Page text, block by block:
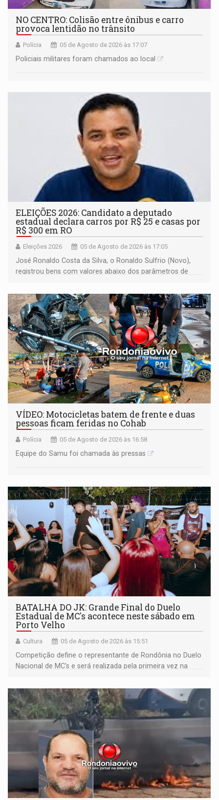
NO CENTRO: Colisão entre ônibus e carro
provoca lentidão no trânsito
Polícia 05 de Agosto de 2026 às 17:07
Policiais militares foram chamados ao local
ELEIÇÕES 2026: Candidato a deputado
estadual declara carros por R$ 25 e casas por
R$ 300 em RO
Eleições 2026 05 de Agosto de 2026 às 17:05
José Ronaldo Costa da Silva, o Ronaldo Sulfrio (Novo),
registrou bens com valores abaixo dos parâmetros de
milhões
VÍDEO: Motocicletas batem de frente e duas
pessoas ficam feridas no Cohab
Polícia 05 de Agosto de 2026 às 16:58
Equipe do Samu foi chamada às pressas
BATALHA DO JK: Grande Final do Duelo
Estadual de MC's acontece neste sábado em
Porto Velho
Cultura 05 de Agosto de 2026 às 15:51
Competição define o representante de Rondônia no Duelo
Nacional de MC's e será realizada pela primeira vez na